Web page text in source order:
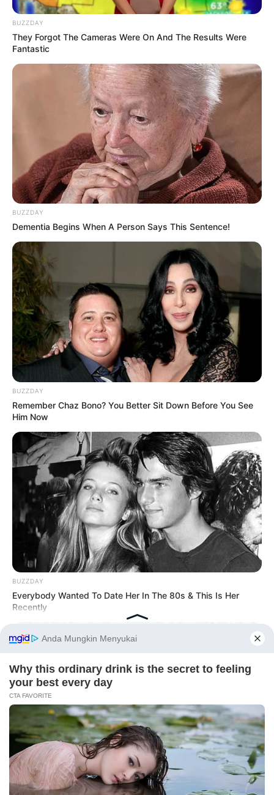
Shenina Cinnamon Megan Domani
Beby Tsabina Salshabilla Adriani
TULIS KOMENTAR
BUZZDAY
They Forgot The Cameras Were On And The Results Were
Fantastic
BUZZDAY
Dementia Begins When A Person Says This Sentence!
BUZZDAY
Remember Chaz Bono? You Better Sit Down Before You See
Him Now
BUZZDAY
Everybody Wanted To Date Her In The 80s & This Is Her
Recently
BUZZDAY
Remember Albert? You Better Sit Down Before You See Him
Before You Go